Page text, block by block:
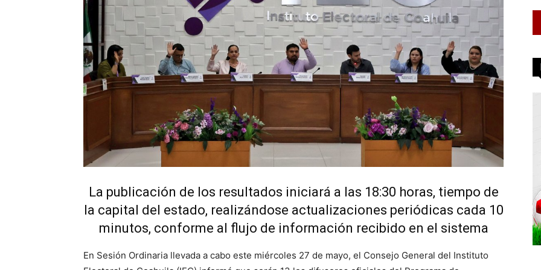
La publicación de los resultados iniciará a las 18:30 horas, tiempo de
la capital del estado, realizándose actualizaciones periódicas cada 10
minutos, conforme al flujo de información recibido en el sistema
En Sesión Ordinaria llevada a cabo este miércoles 27 de mayo, el Consejo General del Instituto